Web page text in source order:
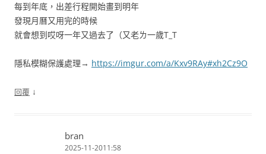
每到年底，出差行程開始畫到明年
發現月曆又用完的時候
就會想到哎呀一年又過去了（又老ㄌ一歲T_T
隱私模糊保護處理→ https://imgur.com/a/Kxv9RAy#xh2Cz9O
回覆 ↓
bran
2025-11-2011:58